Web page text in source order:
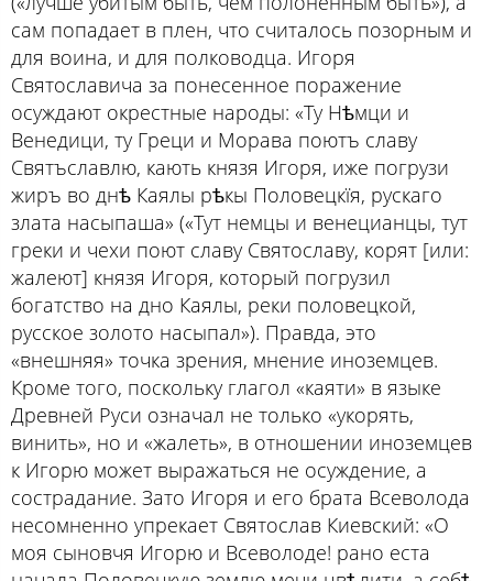
сам попадает в плен, что считалось позорным и
для воина, и для полководца. Игоря
Святославича за понесенное поражение
осуждают окрестные народы: «Ту Нѣмци и
Венедици, ту Греци и Морава поютъ славу
Святъславлю, кають князя Игоря, иже погрузи
жиръ во днѣ Каялы рѣкы Половецкїя, рускаго
злата насыпаша» («Тут немцы и венецианцы, тут
греки и чехи поют славу Святославу, корят [или:
жалеют] князя Игоря, который погрузил
богатство на дно Каялы, реки половецкой,
русское золото насыпал»). Правда, это
«внешняя» точка зрения, мнение иноземцев.
Кроме того, поскольку глагол «каяти» в языке
Древней Руси означал не только «укорять,
винить», но и «жалеть», в отношении иноземцев
к Игорю может выражаться не осуждение, а
сострадание. Зато Игоря и его брата Всеволода
несомненно упрекает Святослав Киевский: «О
моя сыновчя Игорю и Всеволоде! рано еста